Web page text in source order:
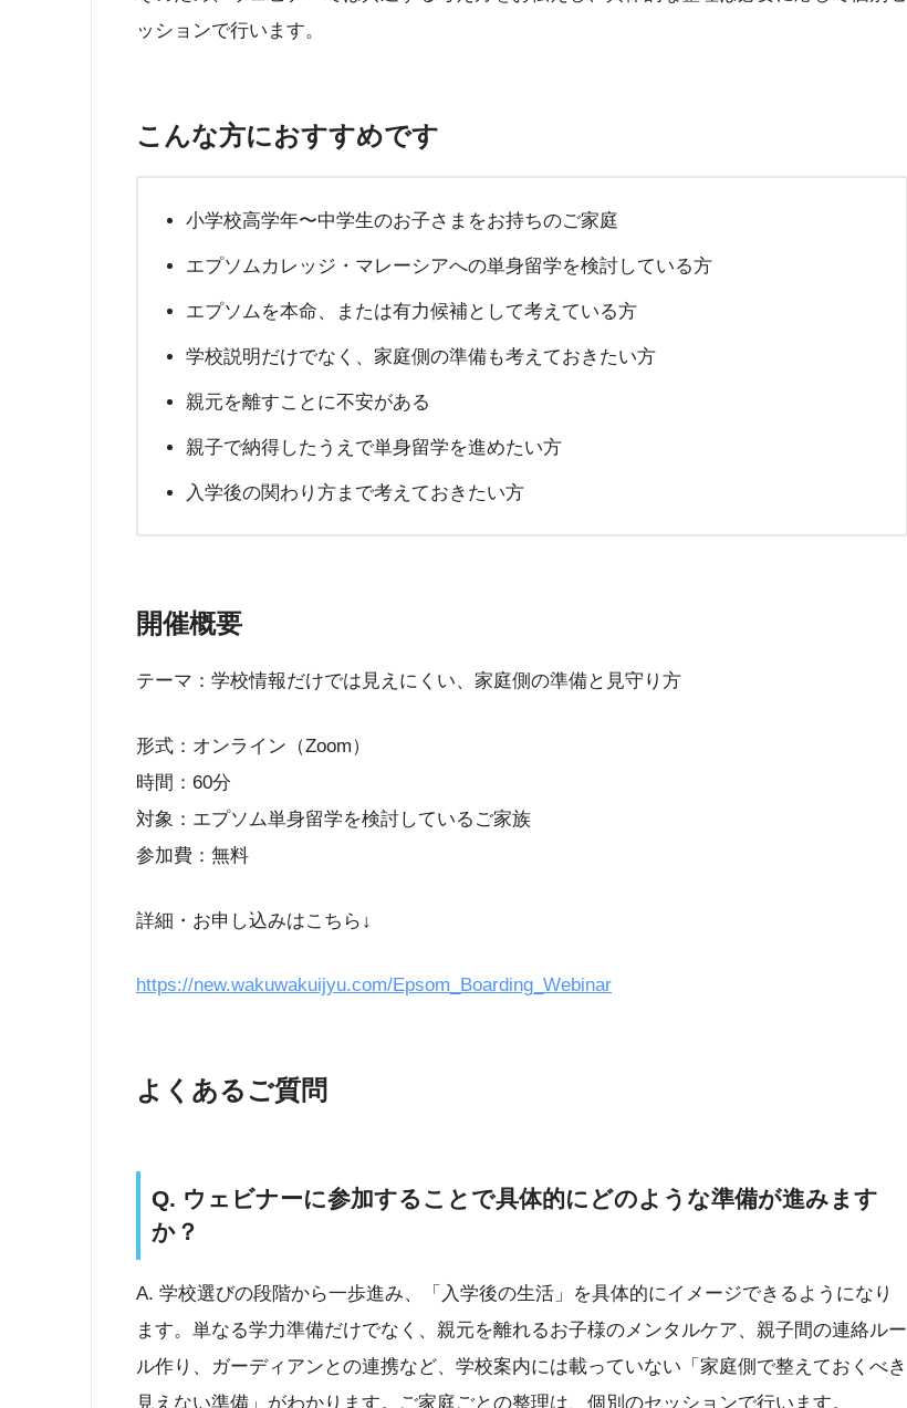
ッションで行います。
こんな方におすすめです
小学校高学年〜中学生のお子さまをお持ちのご家庭
エプソムカレッジ・マレーシアへの単身留学を検討している方
エプソムを本命、または有力候補として考えている方
学校説明だけでなく、家庭側の準備も考えておきたい方
親元を離すことに不安がある
親子で納得したうえで単身留学を進めたい方
入学後の関わり方まで考えておきたい方
開催概要
テーマ：学校情報だけでは見えにくい、家庭側の準備と見守り方
形式：オンライン（Zoom）
時間：60分
対象：エプソム単身留学を検討しているご家族
参加費：無料
詳細・お申し込みはこちら↓
https://new.wakuwakuijyu.com/Epsom_Boarding_Webinar
よくあるご質問
Q. ウェビナーに参加することで具体的にどのような準備が進みます
か？
A. 学校選びの段階から一歩進み、「入学後の生活」を具体的にイメージできるようになり
ます。単なる学力準備だけでなく、親元を離れるお子様のメンタルケア、親子間の連絡ルー
ル作り、ガーディアンとの連携など、学校案内には載っていない「家庭側で整えておくべき
見えない準備」がわかります。ご家庭ごとの整理は、個別のセッションで行います。